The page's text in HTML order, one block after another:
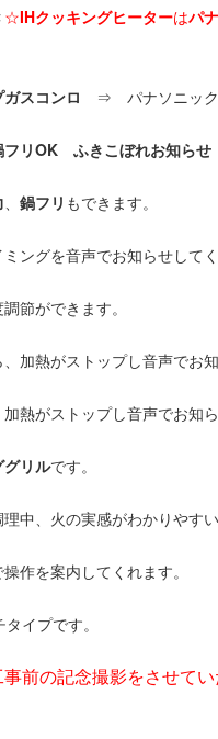
☆IHクッキングヒーターはパ
スコンロ ⇒ パナソニック
リOK ふきこぼれお知ら
、 鍋フリ もできます。
ングを音声でお知らせしてく
節ができます。
、加熱がストップし音声でお
加熱がストップし音声でお知
グリルです。
中、火の実感がわかりやすい
作を案内してくれます。
イプです。
前の記念撮影をさせて